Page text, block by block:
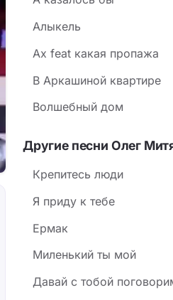
Алыкель
Ах feat какая пропажа
В Аркашиной квартире
Волшебный дом
Другие песни Олег
Крепитесь люди
Я приду к тебе
Ермак
Миленький ты мой
Давай с тобой